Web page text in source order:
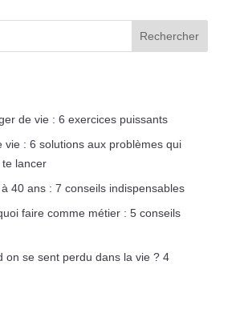
Rechercher
de vie : 6 exercices puissants
vie : 6 solutions aux problèmes qui
te lancer
40 ans : 7 conseils indispensables
faire comme métier : 5 conseils
on se sent perdu dans la vie ? 4